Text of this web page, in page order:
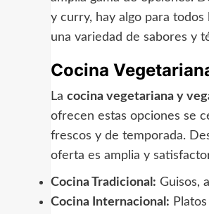
y curry, hay algo para
una variedad de sabores y
Cocina
La cocina vegetariana y
ofrecen estas opciones se
frescos y de temporada.
oferta es amplia y
Cocina Tradicional: Guisos,
Cocina Internacional: